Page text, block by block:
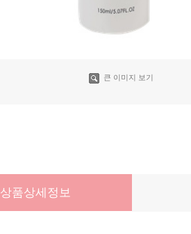
큰 이미지 보기
상품상세정보